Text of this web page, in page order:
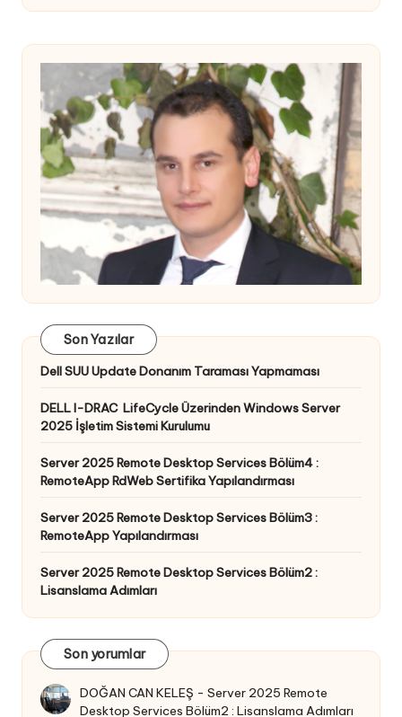
Son Yazılar
Dell SUU Update Donanım Taraması Yapmaması
DELL I-DRAC LifeCycle Üzerinden Windows Server
2025 İşletim Sistemi Kurulumu
Server 2025 Remote Desktop Services Bölüm4 :
RemoteApp RdWeb Sertifika Yapılandırması
Server 2025 Remote Desktop Services Bölüm3 :
RemoteApp Yapılandırması
Server 2025 Remote Desktop Services Bölüm2 :
Lisanslama Adımları
Son yorumlar
DOĞAN CAN KELEŞ -Server 2025 Remote
Desktop Services Bölüm2 : Lisanslama Adımları